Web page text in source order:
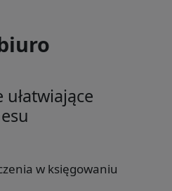
w księgowaniu